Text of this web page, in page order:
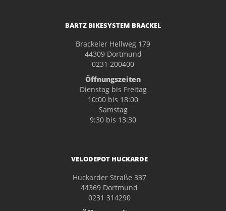
BARTZ BIKESYSTEM BRACKEL
Brackeler Hellweg 179
44309 Dortmund
0231 200400
Öffnungszeiten
Dienstag bis Freitag
10:00 bis 18:00
Samstag
9:30 bis 13:30
VELODEPOT HUCKARDE
Huckarder Straße 337
44369 Dortmund
0231 314290